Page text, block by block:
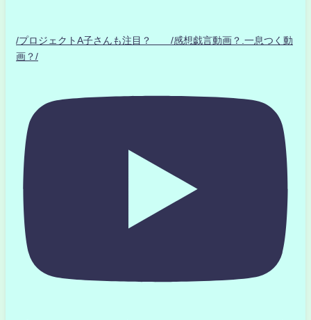
/プロジェクトA子さんも注目？ /感想戯言動画？.一息つく動
画？/